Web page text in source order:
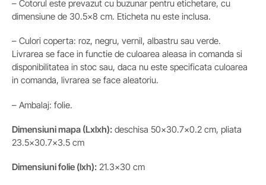
– Cotorul este prevazut cu buzunar pentru etichetare, cu
dimensiune de 30.5×8 cm. Eticheta nu este inclusa.
– Culori coperta: roz, negru, vernil, albastru sau verde.
Livrarea se face in functie de culoarea aleasa in comanda si
disponibilitatea in stoc sau, daca nu este specificata culoarea
in comanda, livrarea se face aleatoriu.
– Ambalaj: folie.
Dimensiuni mapa (Lxlxh): deschisa 50×30.7×0.2 cm, pliata
23.5×30.7×3.5 cm
Dimensiuni folie (lxh): 21.3×30 cm